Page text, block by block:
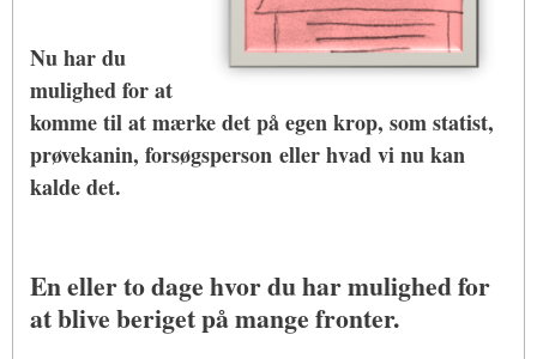
Nu har du
mulighed for at
komme til at mærke det på egen krop, som statist,
prøvekanin, forsøgsperson eller hvad vi nu kan
kalde det.
En eller to dage hvor du har mulighed for
at blive beriget på mange fronter.